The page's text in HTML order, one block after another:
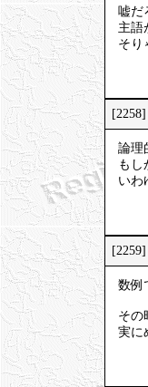
嘘だ
主語
そり
[2258]
論理
もし
いわ
[2259]
数例
その
実に